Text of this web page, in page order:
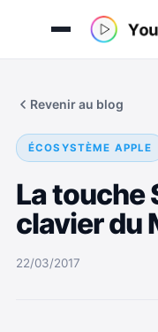
Revenir au blog
ÉCOSYSTÈME APPLE
La touche
clavier du
22/03/2017